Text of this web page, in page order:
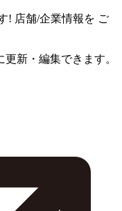
! 店舗/企業情報を ご
新・編集できます。